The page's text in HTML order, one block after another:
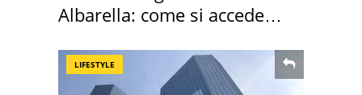
Albarella: come si accede
LIFESTYLE